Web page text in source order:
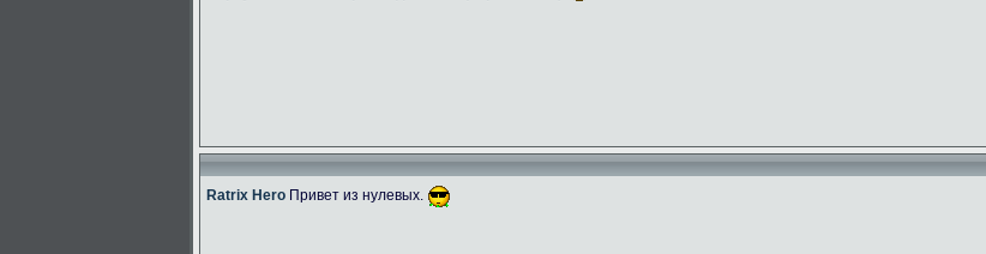
Ratrix Hero Привет из нулевых.